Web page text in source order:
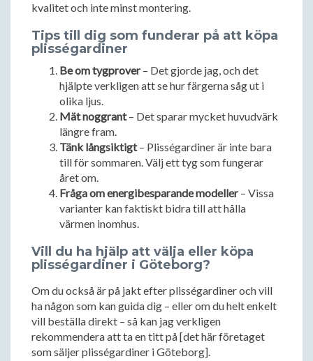
kvalitet och inte minst montering.
Tips till dig som funderar på att köpa
plisségardiner
Be om tygprover– Det gjorde jag, och det
hjälpte verkligen att se hur färgerna såg ut i
olika ljus.
Mät noggrant– Det sparar mycket huvudvärk
längre fram.
Tänk långsiktigt– Plisségardiner är inte bara
till för sommaren. Välj ett tyg som fungerar
året om.
Fråga om energibesparande modeller– Vissa
varianter kan faktiskt bidra till att hålla
värmen inomhus.
Vill du ha hjälp att välja eller köpa
plisségardiner i Göteborg?
Om du också är på jakt efter plisségardiner och vill
ha någon som kan guida dig – eller om du helt enkelt
vill beställa direkt – så kan jag verkligen
rekommendera att ta en titt på [det här företaget
som säljer plisségardiner i Göteborg].